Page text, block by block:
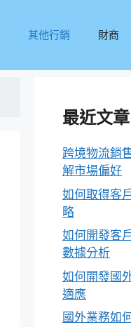
其他行銷 財商
最近文章
跨境物流銷
解市場偏好
如何取得客
略
如何開發客
數據分析
如何開發國
適應
國外業務如